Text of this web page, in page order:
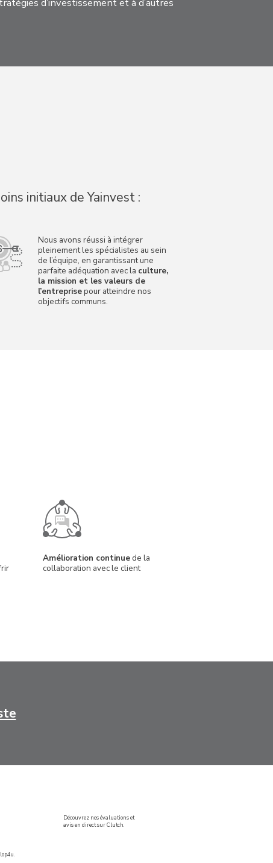
initiaux de Yainvest :
Nous avons réussi à intégrer
pleinement les spécialistes au sein
de l’équipe, en garantissant une
parfaite adéquation avec la culture,
la mission et les valeurs de
l’entreprisepour atteindre nos
objectifs communs.
Amélioration continuede la
collaboration avec le client
Découvrez nos évaluations et
avis en direct sur Clutch.